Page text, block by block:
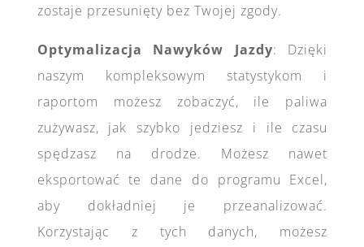
zostaje przesunięty bez Twojej zgody.
Optymalizacja Nawyków Jazdy: Dzięki
naszym kompleksowym statystykom i
raportom możesz zobaczyć, ile paliwa
zużywasz, jak szybko jedziesz i ile czasu
spędzasz na drodze. Możesz nawet
eksportować te dane do programu Excel,
aby dokładniej je przeanalizować.
Korzystając z tych danych, możesz